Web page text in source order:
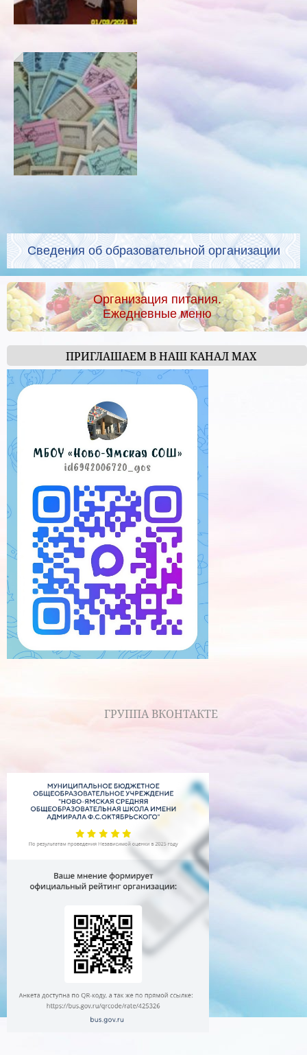
Сведения об образовательной организации
Организация питания.
Ежедневные меню
ПРИГЛАШАЕМ В НАШ КАНАЛ МАХ
ГРУППА ВКОНТАКТЕ